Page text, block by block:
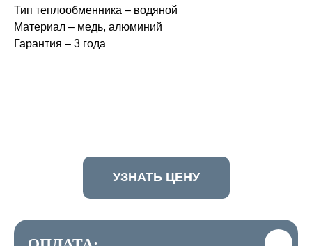
Тип теплообменника – водяной
Материал – медь, алюминий
Гарантия – 3 года
УЗНАТЬ ЦЕНУ